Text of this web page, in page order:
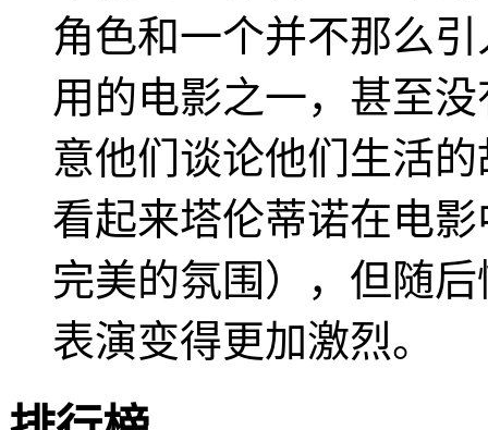
角色和一个并不那么
用的电影之一，甚至
意他们谈论他们生活
看起来塔伦蒂诺在电
完美的氛围），但随
表演变得更加激烈。